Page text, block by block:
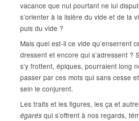
vacance que nul pourtant ne lui
s’orienter à la lisière du vide et de la
puis du vide ?
Mais quel est-il ce vide qu’enserrent
dressent et encore qui s’adressent ?
s’y frottent, épiques, pourraient long
passer par ces mots qui sans cesse
sein le conjurent.
Les traits et les figures, les ça et
égarésqui s’offrent à nos regards,